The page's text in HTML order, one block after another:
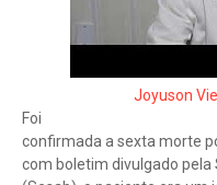
Joyuson
Foi
confirmada a sexta morte
com boletim divulgado pela